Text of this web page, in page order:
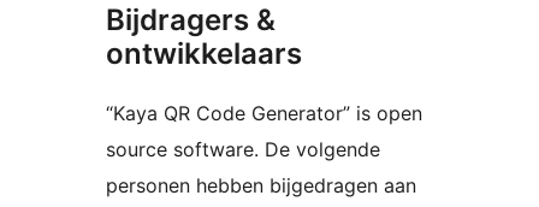
Bijdragers &
ontwikkelaars
“Kaya QR Code Generator” is open
source software. De volgende
personen hebben bijgedragen aan